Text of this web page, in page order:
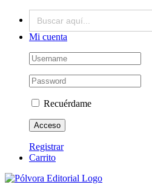
contenido
electrónico
Buscar:
Mi cuenta
Recuérdame
Registrar
Carrito